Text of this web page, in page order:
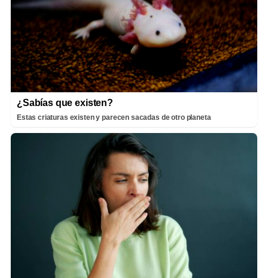
¿Sabías que existen?
Estas criaturas existen y parecen sacadas de otro planeta